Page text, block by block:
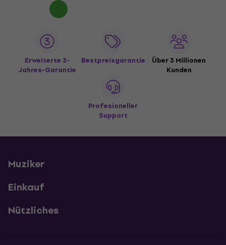
Erweiterte 3-
Jahres-Garantie
Bestpreisgarantie
Über 3 Millionen
Kunden
Profesioneller
Support
Muziker
Einkauf
Nützliches